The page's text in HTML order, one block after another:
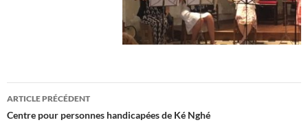
Navigation
des
ARTICLE PRÉCÉDENT
Centre pour personnes handicapées de Ké Nghé